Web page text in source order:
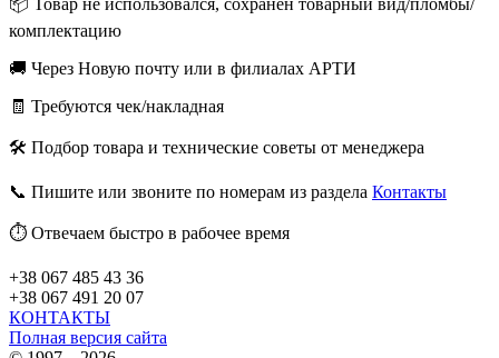
комплектацию
🚚 Через Новую почту или в филиалах АРТИ
🧾 Требуются чек/накладная
🛠️ Подбор товара и технические советы от менеджера
📞 Пишите или звоните по номерам из раздела Контакты
⏱️ Отвечаем быстро в рабочее время
+38 067 485 43 36
+38 067 491 20 07
КОНТАКТЫ
Полная версия сайта